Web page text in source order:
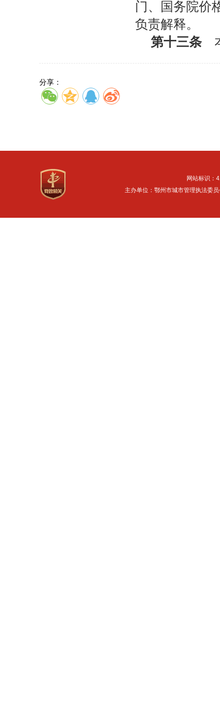
门、国务院价
负责解释。
第十三条
分享：
网站标识：
主办单位：鄂州市城市管理执法委